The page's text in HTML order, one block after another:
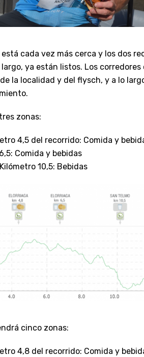
cada vez más cerca y los dos
ya están listos. Los corredores
la localidad y del flysch, y a lo
zonas:
4,5 del recorrido: Comida y
Comida y bebidas
10,5: Bebidas
cinco zonas:
4,8 del recorrido: Comida y